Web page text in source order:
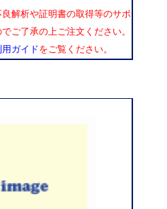
解析や証明書の取得等のサポ
ご了承の上ご注文ください。
用ガイドをご覧ください。